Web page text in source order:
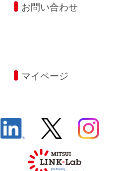
お問い合わせ
マイページ